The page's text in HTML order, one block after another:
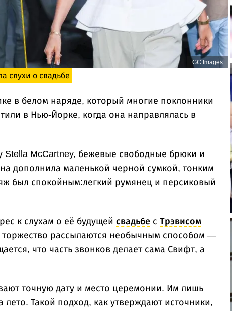
GC Images
слухи о свадьбе
в белом наряде, который многие поклонники
в Нью-Йорке, когда она направлялась в
McCartney, бежевые свободные брюки и
дополнила маленькой черной сумкой, тонким
был спокойным:легкий румянец и персиковый
к слухам о её будущей свадьбе с Трэвисом
рассылаются необычным способом —
что часть звонков делает сама Свифт, а
точную дату и место церемонии. Им лишь
Такой подход, как утверждают источники,